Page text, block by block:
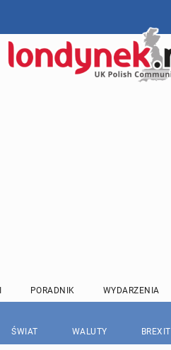
PORADNIK WYDARZENIA
ŚWIAT WALUTY BREXIT